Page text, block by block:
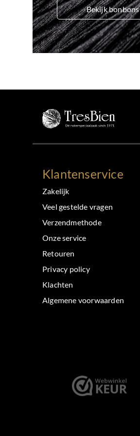
Bekijk bonbons
Klantenservice
Zakelijk
Veel gestelde vragen
Verzendmethode
Onze service
Retouren
Privacy policy
Klachten
Algemene voorwaarden